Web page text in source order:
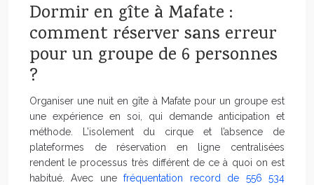
Dormir en gîte à Mafate :
comment réserver sans erreur
pour un groupe de 6 personnes
?
Organiser une nuit en gîte à Mafate pour un groupe est
une expérience en soi, qui demande anticipation et
méthode. L’isolement du cirque et l’absence de
plateformes de réservation en ligne centralisées
rendent le processus très différent de ce à quoi on est
habitué. Avec unefréquentation record de 556 534